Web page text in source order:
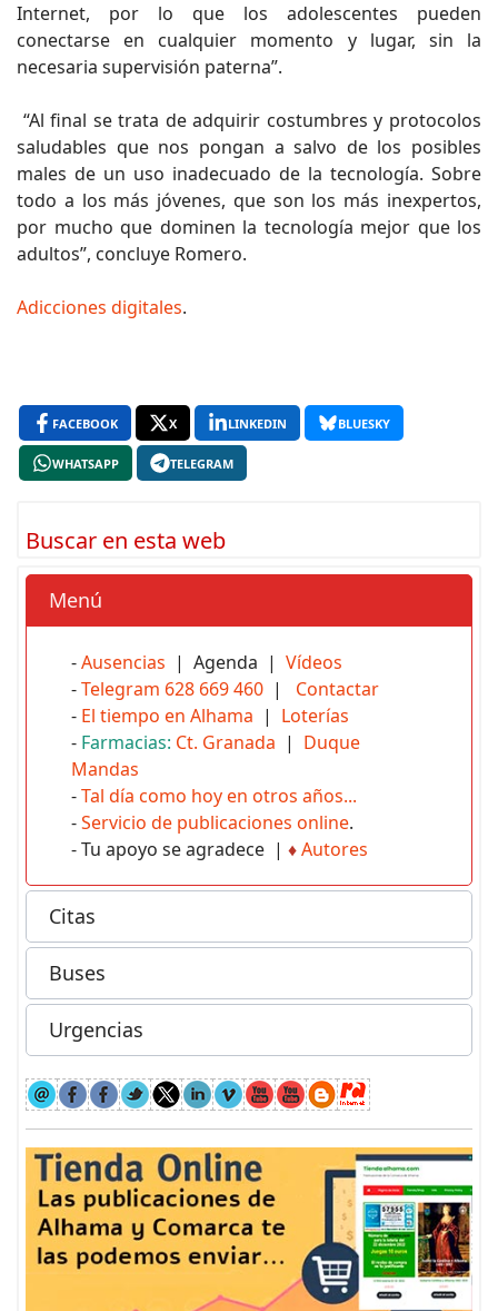
Internet, por lo que los adolescentes pueden
conectarse en cualquier momento y lugar, sin la
necesaria supervisión paterna”.
“Al final se trata de adquirir costumbres y protocolos
saludables que nos pongan a salvo de los posibles
males de un uso inadecuado de la tecnología. Sobre
todo a los más jóvenes, que son los más inexpertos,
por mucho que dominen la tecnología mejor que los
adultos”, concluye Romero.
Adicciones digitales.
FACEBOOK X LINKEDIN BLUESKY
WHATSAPP TELEGRAM
Buscar en esta web
Menú
-Ausencias | Agenda | Vídeos
-Telegram 628 669 460 | Contactar
- El tiempo en Alhama | Loterías
- Farmacias: Ct. Granada | Duque
Mandas
-Tal día como hoy en otros años...
-Servicio de publicaciones online.
- Tu apoyo se agradece | ♦Autores
Citas
Buses
Urgencias